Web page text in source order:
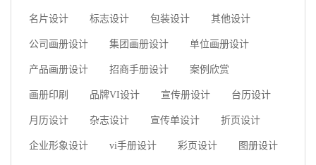
名片设计 标志设计 包装设计 其他设计
公司画册设计 集团画册设计 单位画册设计
产品画册设计 招商手册设计 案例欣赏
画册印刷 品牌VI设计 宣传册设计 台历设计
月历设计 杂志设计 宣传单设计 折页设计
企业形象设计 vi手册设计 彩页设计 图册设计